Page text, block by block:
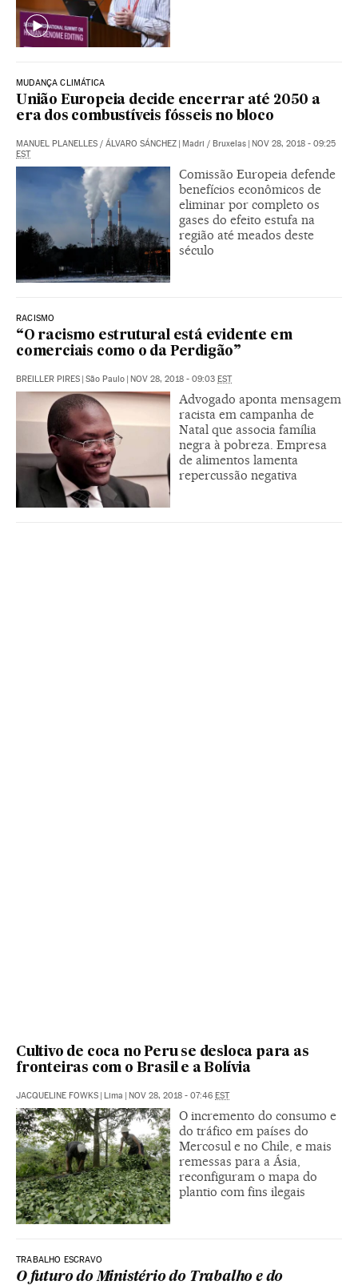
MUDANÇA CLIMÁTICA
União Europeia decide encerrar até 2050 a
era dos combustíveis fósseis no bloco
MANUEL PLANELLES / ÁLVARO SÁNCHEZ | Madri / Bruxelas | NOV 28, 2018 - 09:25
EST
Comissão Europeia defende
benefícios econômicos de
eliminar por completo os
gases do efeito estufa na
região até meados deste
século
RACISMO
“O racismo estrutural está evidente em
comerciais como o da Perdigão”
BREILLER PIRES | São Paulo | NOV 28, 2018 - 09:03 EST
Advogado aponta mensagem
racista em campanha de
Natal que associa família
negra à pobreza. Empresa
de alimentos lamenta
repercussão negativa
Cultivo de coca no Peru se desloca para as
fronteiras com o Brasil e a Bolívia
JACQUELINE FOWKS | Lima | NOV 28, 2018 - 07:46 EST
O incremento do consumo e
do tráfico em países do
Mercosul e no Chile, e mais
remessas para a Ásia,
reconfiguram o mapa do
plantio com fins ilegais
TRABALHO ESCRAVO
O futuro do Ministério do Trabalho e do